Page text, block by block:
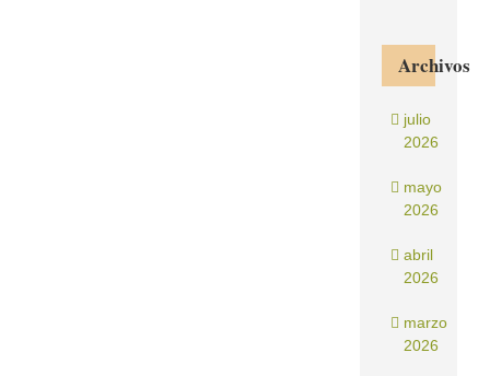
Archivos
julio
2026
mayo
2026
abril
2026
marzo
2026